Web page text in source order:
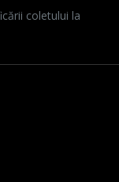
coletului la